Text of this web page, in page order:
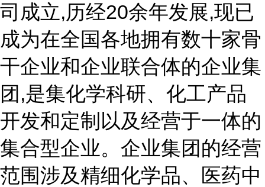
司成立,历经20余年发展,现已
成为在全国各地拥有数十家骨
干企业和企业联合体的企业集
团,是集化学科研、化工产品
开发和定制以及经营于一体的
集合型企业。企业集团的经营
范围涉及精细化学品、医药中